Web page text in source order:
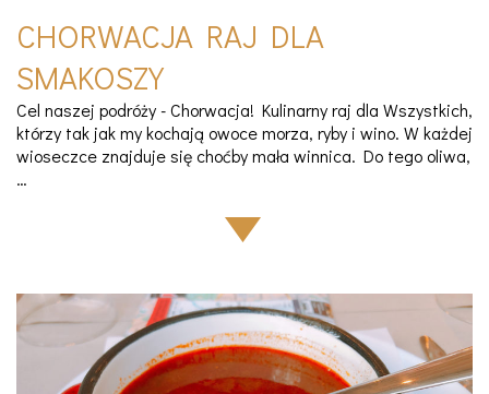
CHORWACJA RAJ DLA
SMAKOSZY
Cel naszej podróży - Chorwacja! Kulinarny raj dla Wszystkich,
którzy tak jak my kochają owoce morza, ryby i wino. W każdej
wioseczce znajduje się choćby mała winnica. Do tego oliwa,
…